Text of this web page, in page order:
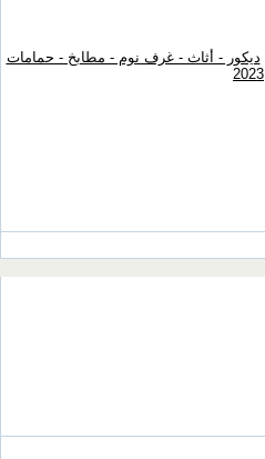
ديكور - أثاث - غرف نوم - مطابخ - حمامات
2023